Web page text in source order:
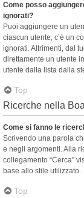
Come posso
ignorati?
Puoi aggiungere un
ciascun utente, c’è un
ignorati. Altrimenti, dal
direttamente un utente
utente dalla lista dalla
Top
Ricerche nella
Come si fanno le
Scrivendo una parola
e negli argomenti. Alla
collegamento “Cerca”
base allo stile utilizzato.
Top